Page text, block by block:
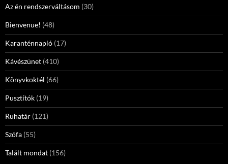
Az én rendszerváltásom (30)
Bienvenue! (48)
Karanténnapló (17)
Kávészünet (410)
Könyvkoktél (66)
Pusztítók (19)
Ruhatár (121)
Szófa (55)
Talált mondat (156)